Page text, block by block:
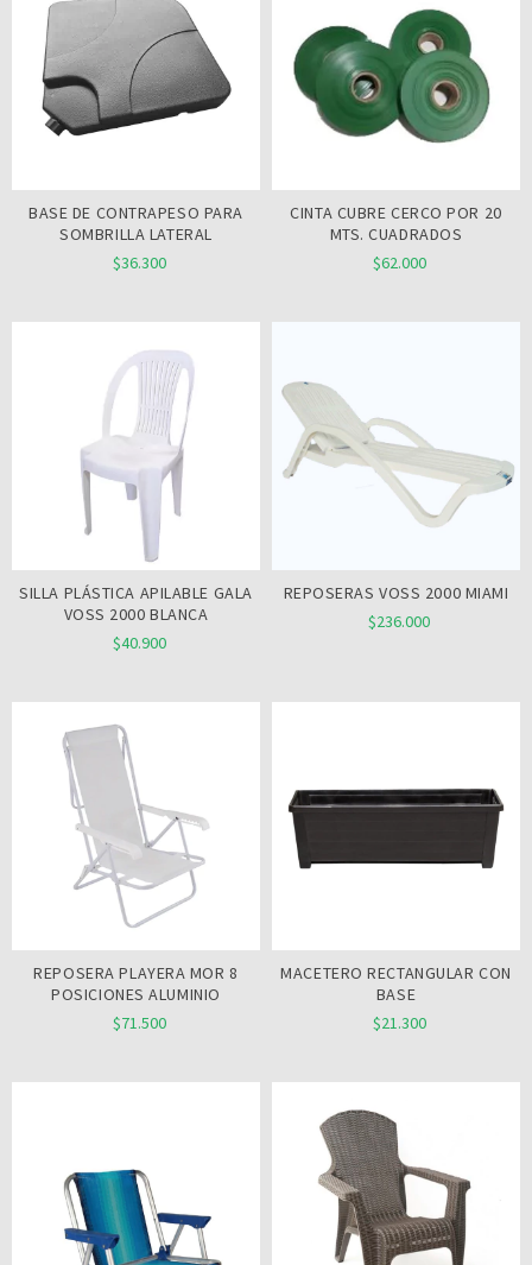
BASE DE CONTRAPESO PARA
SOMBRILLA LATERAL
$36.300
CINTA CUBRE CERCO POR 20
MTS. CUADRADOS
$62.000
SILLA PLÁSTICA APILABLE GALA
VOSS 2000 BLANCA
$40.900
REPOSERAS VOSS 2000 MIAMI
$236.000
REPOSERA PLAYERA MOR 8
POSICIONES ALUMINIO
$71.500
MACETERO RECTANGULAR CON
BASE
$21.300